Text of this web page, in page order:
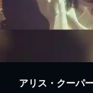
アリス・クーパ